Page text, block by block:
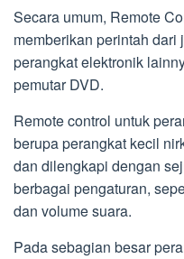
Secara umum, Remote
memberikan perintah
perangkat elektronik
pemutar DVD.
Remote control untuk
berupa perangkat kecil
dan dilengkapi dengan
berbagai pengaturan,
dan volume suara.
Pada sebagian besar